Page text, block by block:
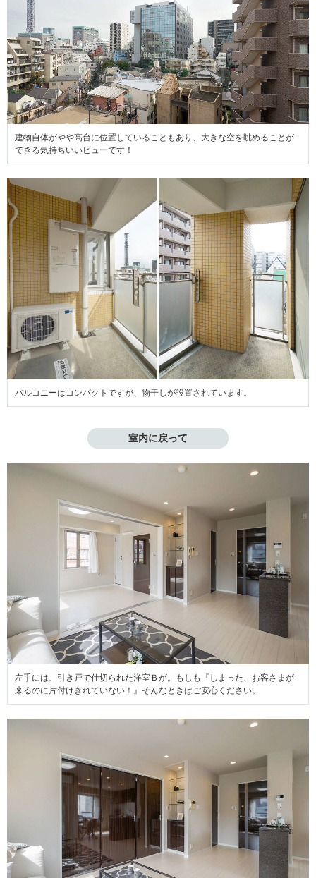
建物自体がやや高台に位置していることもあり、大きな空を眺めることが
できる気持ちいいビューです！
バルコニーはコンパクトですが、物干しが設置されています。
室内に戻って
左手には、引き戸で仕切られた洋室Ｂが。もしも『しまった、お客さまが
来るのに片付けきれていない！』そんなときはご安心ください。